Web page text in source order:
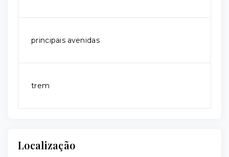
principais avenidas
trem
Localização